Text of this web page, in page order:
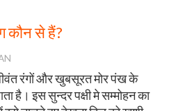
कौन से हैं?
रंगों और खुबसूरत मोर पंख के
है। इस सुन्दर पक्षी मे सम्मोहन का